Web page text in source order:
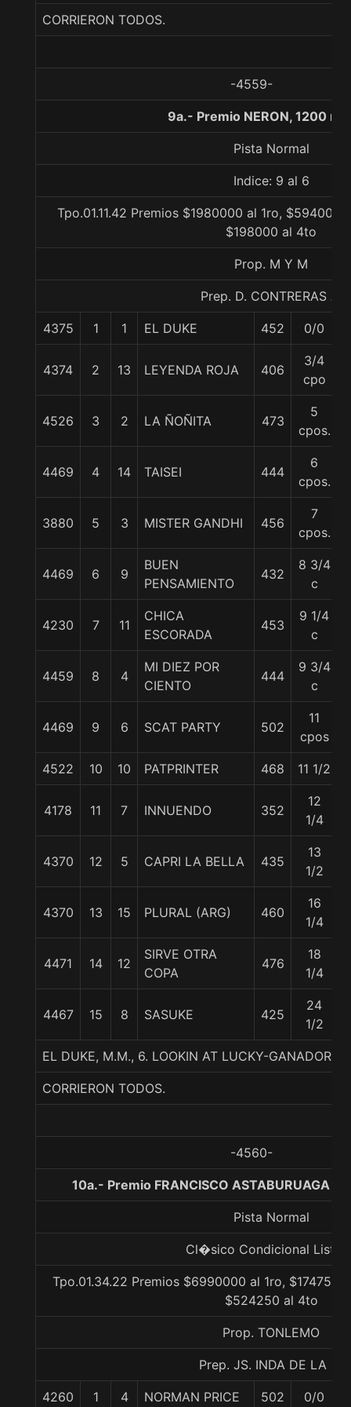
CORRIERON TODOS.
-4559-
9a.- Premio NERON, 1200
Pista Normal
Indice: 9 al 6
Tpo.01.11.42 Premios $1980000 al 1ro,
$198000 al 4to
Prop. M Y M
Prep. D. CONTRERAS A.
4375 1 1 EL DUKE 452 0/0
4374 2 13 LEYENDA ROJA 406
3/4
cpo
4526 3 2 LA ÑOÑITA 473
5
cpos.
4469 4 14 TAISEI 444
6
cpos.
3880 5 3 MISTER GANDHI 456
7
cpos.
4469 6 9
BUEN
PENSAMIENTO
432
8 3/4
c
4230 7 11
CHICA
ESCORADA
453
9 1/4
c
4459 8 4
MI DIEZ POR
CIENTO
444
9 3/4
c
4469 9 6 SCAT PARTY 502
11
cpos
4522 10 10 PATPRINTER 468 11 1/2
4178 11 7 INNUENDO 352
12
1/4
4370 12 5 CAPRI LA BELLA 435
13
1/2
4370 13 15 PLURAL (ARG) 460
16
1/4
4471 14 12
SIRVE OTRA
COPA
476
18
1/4
4467 15 8 SASUKE 425
24
1/2
EL DUKE, M.M., 6. LOOKIN AT LUCKY-GANADORA-
CORRIERON TODOS.
-4560-
10a.- Premio FRANCISCO ASTABURUAGA
Pista Normal
Cl�sico Condicional
Tpo.01.34.22 Premios $6990000 al 1ro,
$524250 al 4to
Prop. TONLEMO
Prep. JS. INDA DE LA C.
4260 1 4 NORMAN PRICE 502 0/0